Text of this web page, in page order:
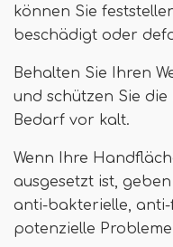
können Sie
beschädigt oder
Behalten Sie Ihren
und schützen Sie
Bedarf vor kalt.
Wenn Ihre
ausgesetzt ist,
anti-bakterielle,
potenzielle